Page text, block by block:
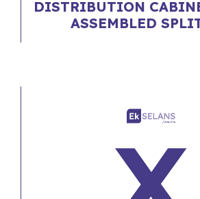
DISTRIBUTION
ASSEMBLED